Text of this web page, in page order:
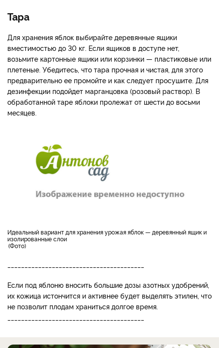
Тара
Для хранения яблок выбирайте деревянные ящики
вместимостью до 30 кг. Если ящиков в доступе нет,
возьмите картонные ящики или корзинки — пластиковые или
плетеные. Убедитесь, что тара прочная и чистая, для этого
предварительно ее промойте и как следует просушите. Для
дезинфекции подойдет марганцовка (розовый раствор). В
обработанной таре яблоки пролежат от шести до восьми
месяцев.
Идеальный вариант для хранения урожая яблок — деревянный ящик и
изолированные слои
Фото
Если под яблоню вносить большие дозы азотных удобрений,
их кожица истончится и активнее будет выделять этилен, что
не позволит плодам храниться долгое время.